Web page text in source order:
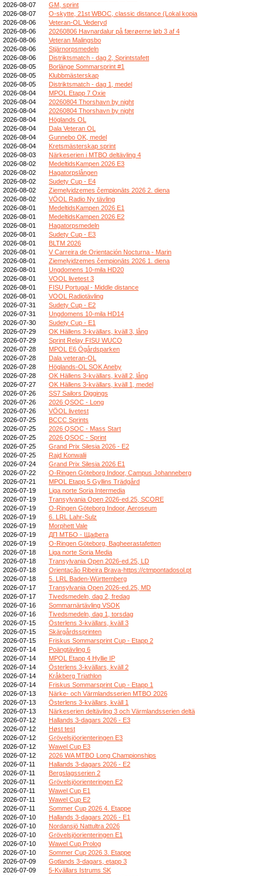
2026-08-07
GM, sprint
2026-08-07
O-skytte, 21st WBOC, classic distance (Lokal kopia
2026-08-06
Veteran-OL Vederyd
2026-08-06
20260806 Havnardalur på færøerne løb 3 af 4
2026-08-06
Veteran Malingsbo
2026-08-06
Stjärnorpsmedeln
2026-08-06
Distriktsmatch - dag 2, Sprintstafett
2026-08-05
Borlänge Sommarsprint #1
2026-08-05
Klubbmästerskap
2026-08-05
Distriktsmatch - dag 1, medel
2026-08-04
MPOL Etapp 7 Oxie
2026-08-04
20260804 Thorshavn by night
2026-08-04
20260804 Thorshavn by night
2026-08-04
Höglands OL
2026-08-04
Dala Veteran OL
2026-08-04
Gunnebo OK, medel
2026-08-04
Kretsmästerskap sprint
2026-08-03
Närkeserien i MTBO deltävling 4
2026-08-02
MedeltidsKampen 2026 E3
2026-08-02
Hagatorpslången
2026-08-02
Sudety Cup - E4
2026-08-02
Ziemeļvidzemes čempionāts 2026 2. diena
2026-08-02
VÖOL Radio Ny tävling
2026-08-01
MedeltidsKampen 2026 E1
2026-08-01
MedeltidsKampen 2026 E2
2026-08-01
Hagatorpsmedeln
2026-08-01
Sudety Cup - E3
2026-08-01
BLTM 2026
2026-08-01
V Carreira de Orientación Nocturna - Marin
2026-08-01
Ziemeļvidzemes čempionāts 2026 1. diena
2026-08-01
Ungdomens 10-mila HD20
2026-08-01
VOOL livetest 3
2026-08-01
FISU Portugal - Middle distance
2026-08-01
VOOL Radiotävling
2026-07-31
Sudety Cup - E2
2026-07-31
Ungdomens 10-mila HD14
2026-07-30
Sudety Cup - E1
2026-07-29
OK Hällens 3-kvällars, kväll 3, lång
2026-07-29
Sprint Relay FISU WUCO
2026-07-28
MPOL E6 Ögårdsparken
2026-07-28
Dala veteran-OL
2026-07-28
Höglands-OL SOK Aneby
2026-07-28
OK Hällens 3-kvällars, kväll 2, lång
2026-07-27
OK Hällens 3-kvällars, kväll 1, medel
2026-07-26
SS7 Sailors Diggings
2026-07-26
2026 QSOC - Long
2026-07-26
VÖOL livetest
2026-07-25
BCCC Sprints
2026-07-25
2026 QSOC - Mass Start
2026-07-25
2026 QSOC - Sprint
2026-07-25
Grand Prix Silesia 2026 - E2
2026-07-25
Rajd Konwalii
2026-07-24
Grand Prix Silesia 2026 E1
2026-07-22
O-Ringen Göteborg Indoor, Campus Johanneberg
2026-07-21
MPOL Etapp 5 Gyllins Trädgård
2026-07-19
Liga norte Soria Intermedia
2026-07-19
Transylvania Open 2026-ed.25, SCORE
2026-07-19
O-Ringen Göteborg Indoor, Aeroseum
2026-07-19
6. LRL Lahr-Sulz
2026-07-19
Morphett Vale
2026-07-19
ДП МТБО - Щафета
2026-07-19
O-Ringen Göteborg, Bagheerastafetten
2026-07-18
Liga norte Soria Media
2026-07-18
Transylvania Open 2026-ed.25, LD
2026-07-18
Orientação Ribeira Brava-https://ctmpontadosol.pt
2026-07-18
5. LRL Baden-Württemberg
2026-07-17
Transylvania Open 2026-ed.25, MD
2026-07-17
Tivedsmedeln, dag 2, fredag
2026-07-16
Sommarnärtävling VSOK
2026-07-16
Tivedsmedeln, dag 1, torsdag
2026-07-15
Österlens 3-kvällars, kväll 3
2026-07-15
Skärgårdssprinten
2026-07-15
Friskus Sommarsprint Cup - Etapp 2
2026-07-14
Poängtävling 6
2026-07-14
MPOL Etapp 4 Hyllie IP
2026-07-14
Österlens 3-kvällars, kväll 2
2026-07-14
Kråkberg Triathlon
2026-07-14
Friskus Sommarsprint Cup - Etapp 1
2026-07-13
Närke- och Värmlandsserien MTBO 2026
2026-07-13
Österlens 3-kvällars, kväll 1
2026-07-13
Närkeserien deltävling 3 och Värmlandsserien deltä
2026-07-12
Hallands 3-dagars 2026 - E3
2026-07-12
Høst test
2026-07-12
Grövelsjöorienteringen E3
2026-07-12
Wawel Cup E3
2026-07-12
2026 WA MTBO Long Championships
2026-07-11
Hallands 3-dagars 2026 - E2
2026-07-11
Bergslagsserien 2
2026-07-11
Grövelsjöorienteringen E2
2026-07-11
Wawel Cup E1
2026-07-11
Wawel Cup E2
2026-07-11
Sommer Cup 2026 4. Etappe
2026-07-10
Hallands 3-dagars 2026 - E1
2026-07-10
Nordansjö Nattultra 2026
2026-07-10
Grövelsjöorienteringen E1
2026-07-10
Wawel Cup Prolog
2026-07-10
Sommer Cup 2026 3. Etappe
2026-07-09
Gotlands 3-dagars, etapp 3
2026-07-09
5-Kvällars Istrums SK